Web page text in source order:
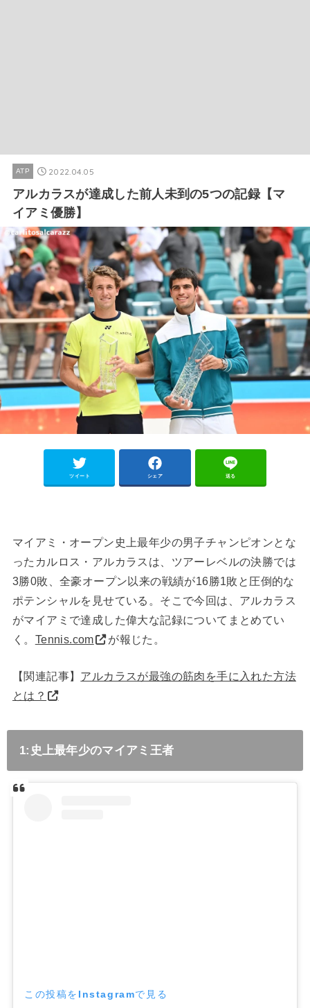
ATP 2022.04.05
アルカラスが達成した前人未到の5つの記録【マ
イアミ優勝】
ツイート シェア 送る
マイアミ・オープン史上最年少の男子チャンピオンとな
ったカルロス・アルカラスは、ツアーレベルの決勝では
3勝0敗、全豪オープン以来の戦績が16勝1敗と圧倒的な
ポテンシャルを見せている。そこで今回は、アルカラス
がマイアミで達成した偉大な記録についてまとめてい
く。 Tennis.com が報じた。
【関連記事】 アルカラスが最強の筋肉を手に入れた方法
とは？
1:史上最年少のマイアミ王者
この投稿をInstagramで見る